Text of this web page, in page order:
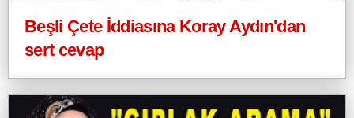
Beşli Çete İddiasına Koray Aydın'dan
sert cevap